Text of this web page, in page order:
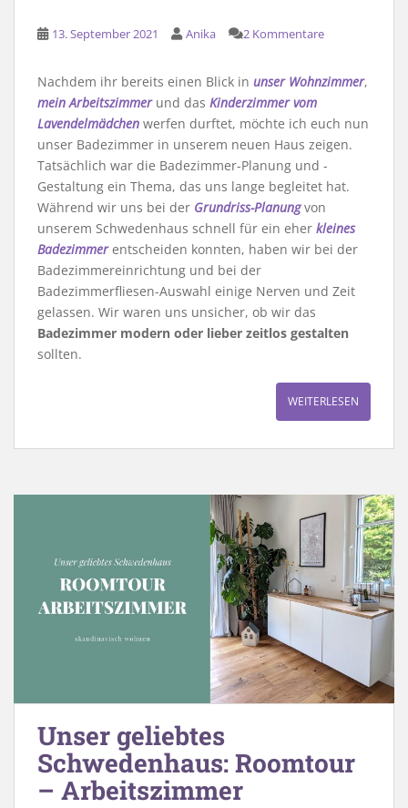
13. September 2021 Anika 2 Kommentare
Nachdem ihr bereits einen Blick in unser Wohnzimmer,
mein Arbeitszimmerund das Kinderzimmer vom
Lavendelmädchen werfen durftet, möchte ich euch nun
unser Badezimmer in unserem neuen Haus zeigen.
Tatsächlich war die Badezimmer-Planung und -
Gestaltung ein Thema, das uns lange begleitet hat.
Während wir uns bei der Grundriss-Planungvon
unserem Schwedenhaus schnell für ein eher kleines
Badezimmerentscheiden konnten, haben wir bei der
Badezimmereinrichtung und bei der
Badezimmerfliesen-Auswahl einige Nerven und Zeit
gelassen. Wir waren uns unsicher, ob wir das
Badezimmer modern oder lieber zeitlos gestalten
sollten.
WEITERLESEN
Unser geliebtes
Schwedenhaus: Roomtour
– Arbeitszimmer